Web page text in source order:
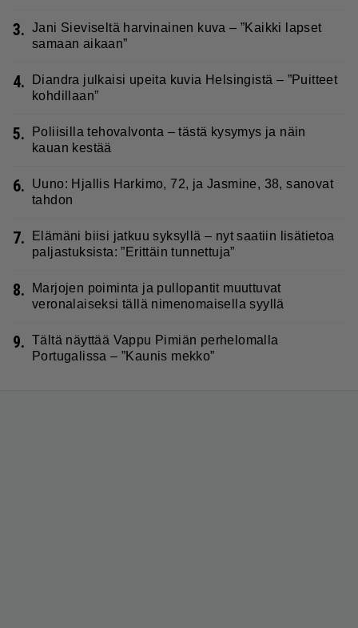
3. Jani Sieviseltä harvinainen kuva – ”Kaikki lapset
samaan aikaan”
4.
Diandra julkaisi upeita kuvia Helsingistä – ”Puitteet
kohdillaan”
5.
Poliisilla tehovalvonta – tästä kysymys ja näin
kauan kestää
6.
Uuno: Hjallis Harkimo, 72, ja Jasmine, 38, sanovat
tahdon
7.
Elämäni biisi jatkuu syksyllä – nyt saatiin lisätietoa
paljastuksista: ”Erittäin tunnettuja”
8.
Marjojen poiminta ja pullopantit muuttuvat
veronalaiseksi tällä nimenomaisella syyllä
9. Tältä näyttää Vappu Pimiän perhelomalla
Portugalissa – ”Kaunis mekko”